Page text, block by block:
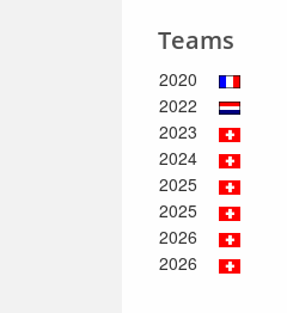
Teams
2020
2022
2023
2024
2025
2025
2026
2026